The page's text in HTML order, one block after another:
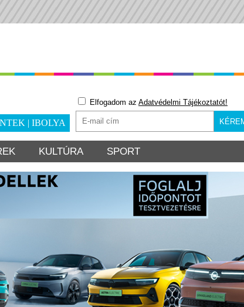
| IBOLYA
Elfogadom az Adatvédelmi Tájékoztatót!
KULTÚRA SPORT